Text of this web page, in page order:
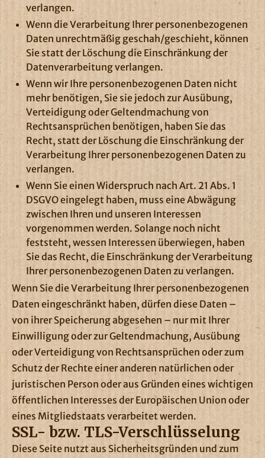
verlangen.
Wenn die Verarbeitung Ihrer personenbezogenen
Daten unrechtmäßig geschah/geschieht, können
Sie statt der Löschung die Einschränkung der
Datenverarbeitung verlangen.
Wenn wir Ihre personenbezogenen Daten nicht
mehr benötigen, Sie sie jedoch zur Ausübung,
Verteidigung oder Geltendmachung von
Rechtsansprüchen benötigen, haben Sie das
Recht, statt der Löschung die Einschränkung der
Verarbeitung Ihrer personenbezogenen Daten zu
verlangen.
Wenn Sie einen Widerspruch nach Art. 21 Abs. 1
DSGVO eingelegt haben, muss eine Abwägung
zwischen Ihren und unseren Interessen
vorgenommen werden. Solange noch nicht
feststeht, wessen Interessen überwiegen, haben
Sie das Recht, die Einschränkung der Verarbeitung
Ihrer personenbezogenen Daten zu verlangen.
Wenn Sie die Verarbeitung Ihrer personenbezogenen
Daten eingeschränkt haben, dürfen diese Daten –
von ihrer Speicherung abgesehen – nur mit Ihrer
Einwilligung oder zur Geltendmachung, Ausübung
oder Verteidigung von Rechtsansprüchen oder zum
Schutz der Rechte einer anderen natürlichen oder
juristischen Person oder aus Gründen eines wichtigen
öffentlichen Interesses der Europäischen Union oder
eines Mitgliedstaats verarbeitet werden.
SSL- bzw. TLS-Verschlüsselung
Diese Seite nutzt aus Sicherheitsgründen und zum